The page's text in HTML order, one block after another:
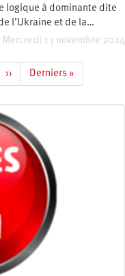
logique à dominante dite
l’Ukraine et de la…
Mercredi 13 novembre 2024
Page
suivante
››
Dernière
page
Derniers »